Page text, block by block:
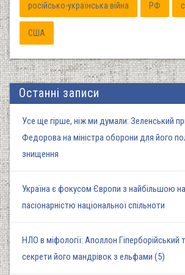
російсько-українська війна РФ
США
Останні записи
Усе ще гірше, ніж ми думали: Зеленський
Федорова на міністра оборони для його
знищення
Україна є фокусом Європи з найбільшою
пасіонарністю національної спільноти
НЛО в міфології: Аполлон Гіперборійський
секрети його мандрівок з ельфами (5)